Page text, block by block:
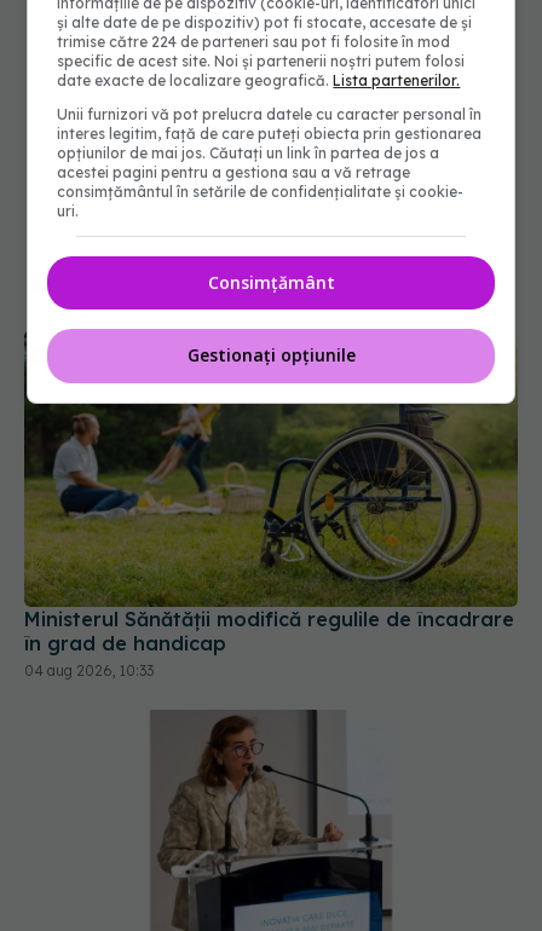
Ministerul Sănătății modifică regulile de încadrare
în grad de handicap
04 aug 2026, 10:33
și alte date de pe dispozitiv) pot fi stocate, accesate de și
trimise către 224 de parteneri sau pot fi folosite în mod
specific de acest site. Noi și partenerii noștri putem folosi
date exacte de localizare geografică.Lista partenerilor.
Unii furnizori vă pot prelucra datele cu caracter personal în
interes legitim, față de care puteți obiecta prin gestionarea
opțiunilor de mai jos. Căutați un link în partea de jos a
acestei pagini pentru a gestiona sau a vă retrage
consimțământul în setările de confidențialitate și cookie-
uri.
Consimțământ
Gestionați opțiunile